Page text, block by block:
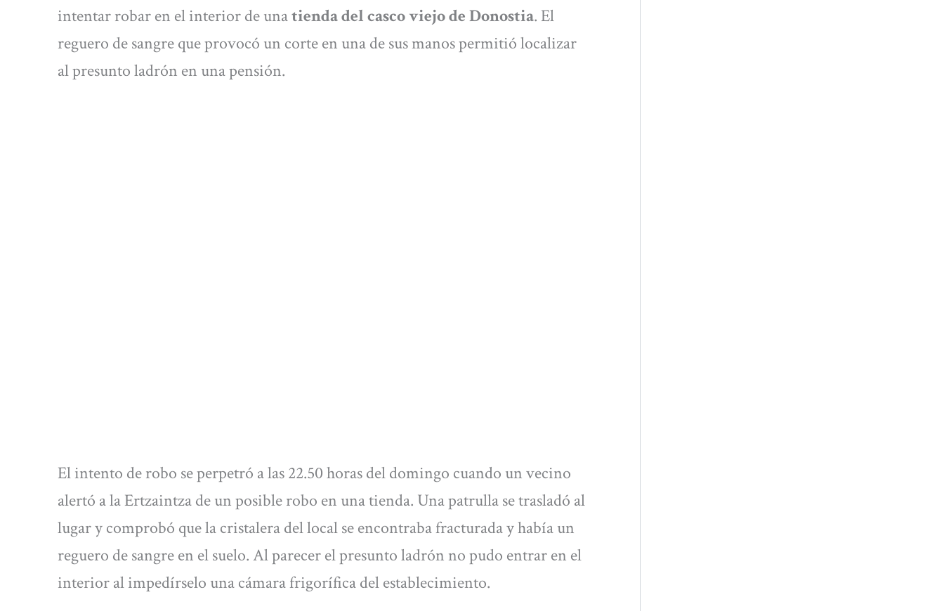
intentar robar en el interior de unatienda del casco viejo de Donostia. El
reguero de sangre que provocó un corte en una de sus manos permitió localizar
al presunto ladrón en una pensión.
El intento de robo se perpetró a las 22.50 horas del domingo cuando un vecino
alertó a la Ertzaintza de un posible robo en una tienda. Una patrulla se trasladó al
lugar y comprobó que la cristalera del local se encontraba fracturada y había un
reguero de sangre en el suelo. Al parecer el presunto ladrón no pudo entrar en el
interior al impedírselo una cámara frigorífica del establecimiento.